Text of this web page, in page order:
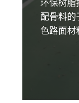
环保树脂
配骨料的
色路面材